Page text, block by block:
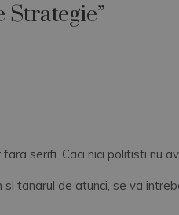
Strategie”
serifi. Caci nici politisti nu
tanarul de atunci, se va